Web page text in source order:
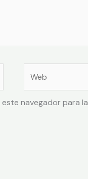
navegador para la